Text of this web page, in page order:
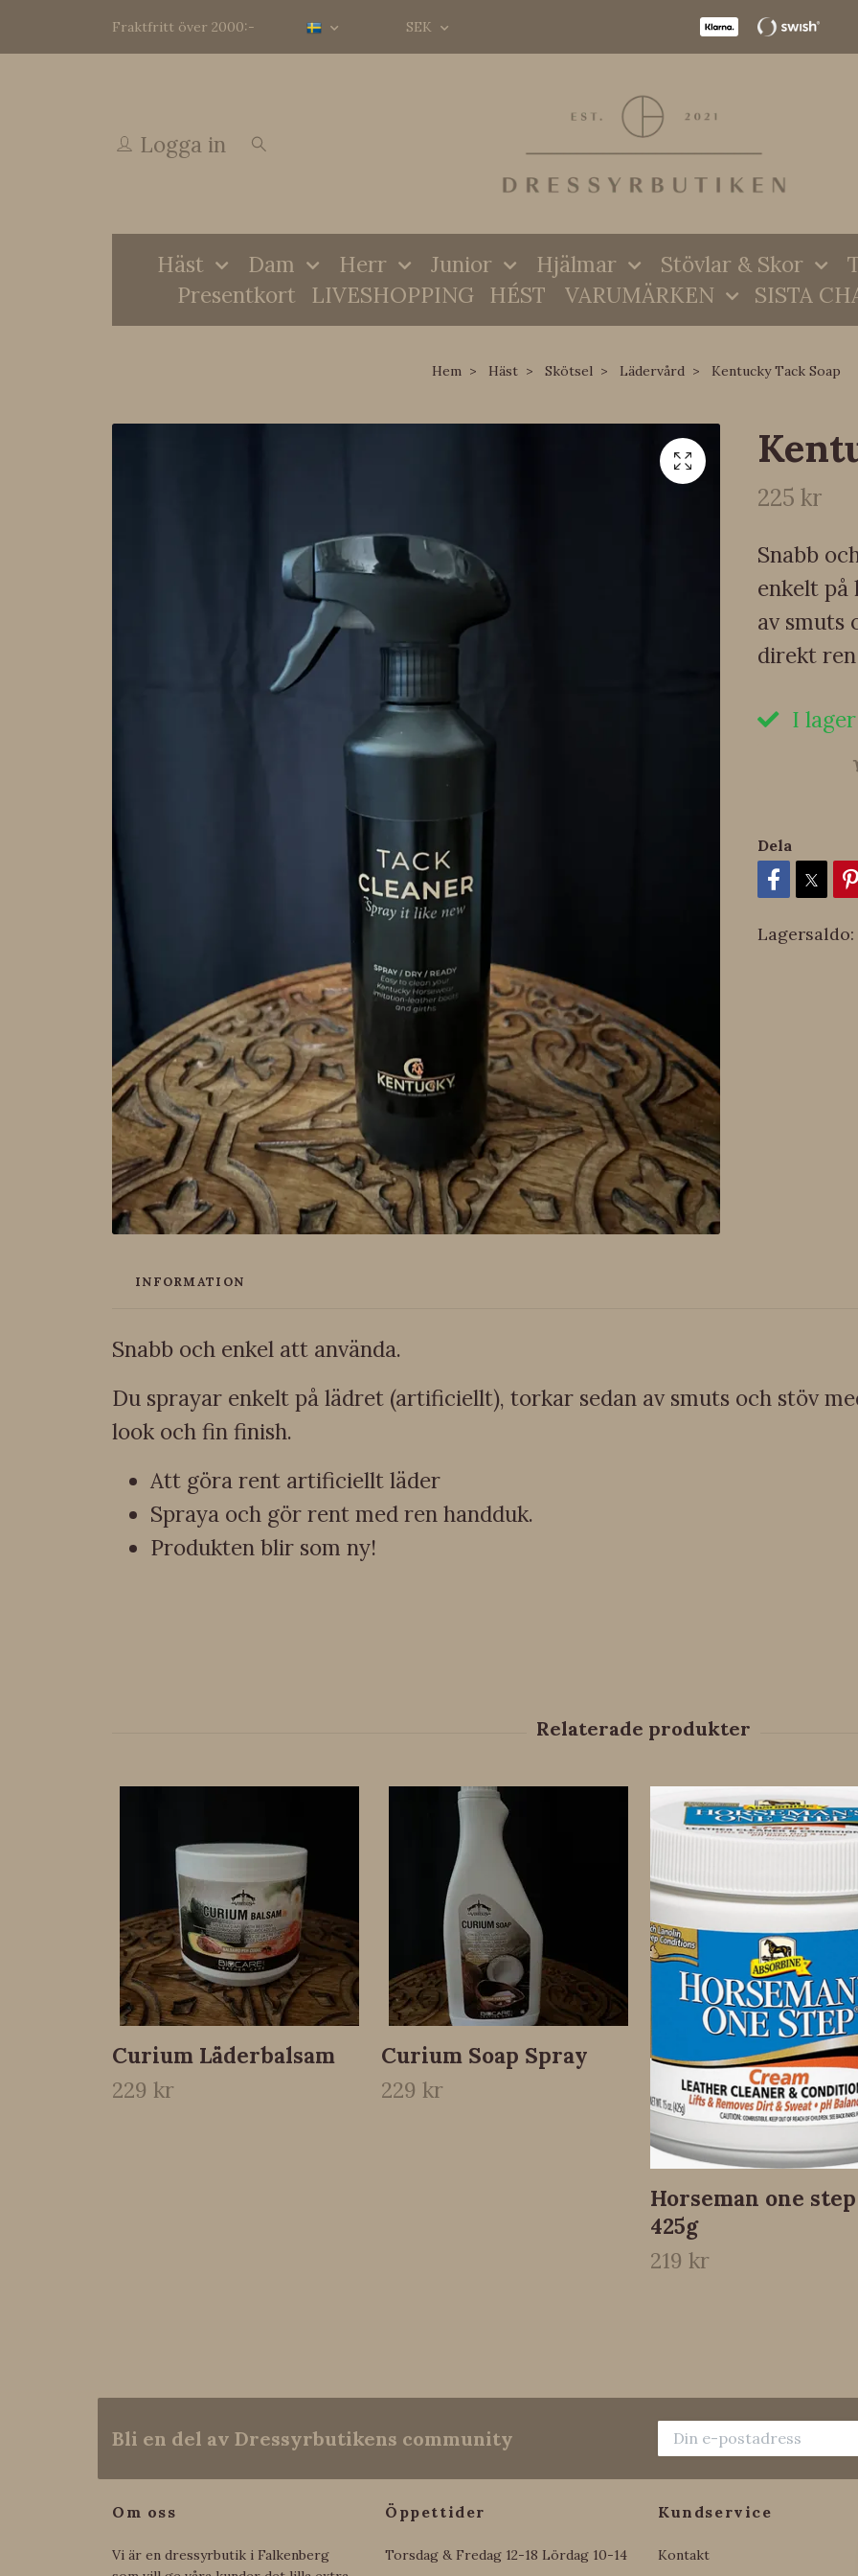
Fraktfritt över 2000:- SEK
Logga in
Häst Dam Herr Junior Hjälmar Stövlar & Skor
Presentkort
LIVESHOPPING HÉST VARUMÄRKEN SISTA
Hem Häst Skötsel Lädervård Kentucky Tack Soap
225 kr
Snabb
enkelt
av smuts
direkt
I lager
Dela
Lagersaldo:
INFORMATION
Snabb och enkel att använda.
Du sprayar enkelt på lädret (artificiellt), torkar sedan av smuts och stöv
look och fin finish.
Att göra rent artificiellt läder
Spraya och gör rent med ren handduk.
Produkten blir som ny!
Curium Läderbalsam
229 kr
Curium Soap Spray
229 kr
Horseman one step
425g
219 kr
Bli en del av Dressyrbutikens community
Om oss
Vi är en dressyrbutik i Falkenberg
Öppettider
Torsdag & Fredag 12-18 Lördag 10-14
Kundservice
Kontakt